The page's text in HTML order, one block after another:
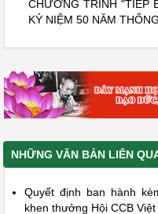
CHƯƠNG TRÌNH "TIẾP
KỶ NIỆM 50 NĂM
NHỮNG VĂN BẢN LIÊN
Quyết định ban hành
khen thưởng Hội CCB Việt